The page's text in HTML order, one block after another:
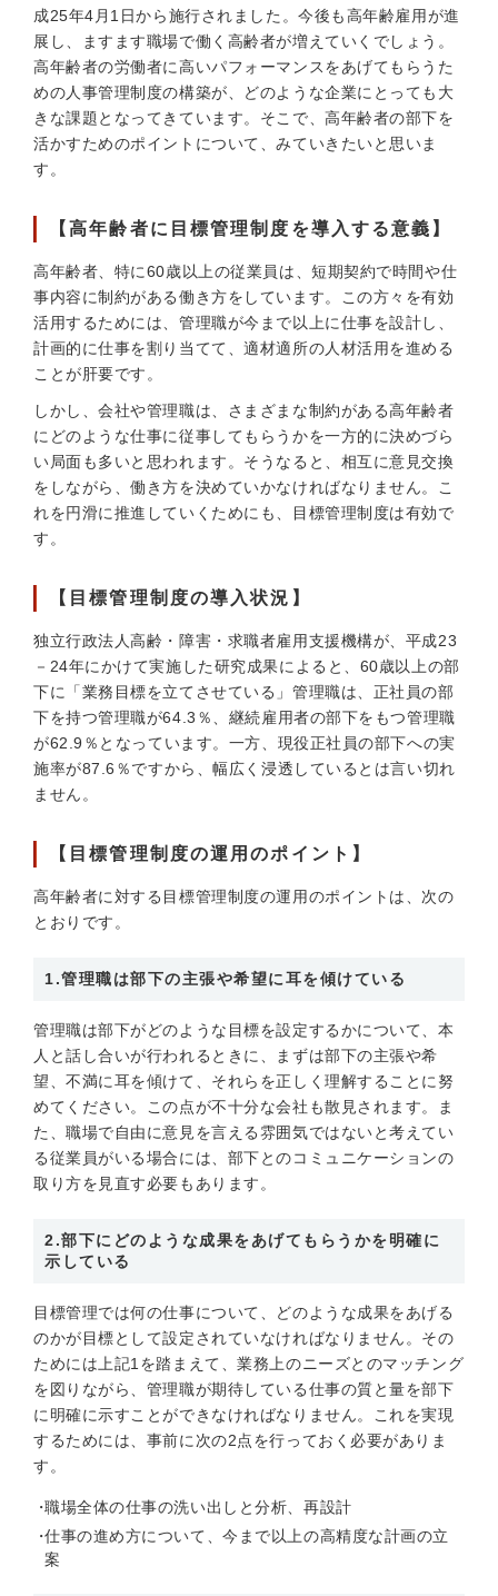
成25年4月1日から施行されました。今後も高年齢雇用が進
展し、ますます職場で働く高齢者が増えていくでしょう。
高年齢者の労働者に高いパフォーマンスをあげてもらうた
めの人事管理制度の構築が、どのような企業にとっても大
きな課題となってきています。そこで、高年齢者の部下を
活かすためのポイントについて、みていきたいと思いま
す。
【高年齢者に目標管理制度を導入する意義】
高年齢者、特に60歳以上の従業員は、短期契約で時間や仕
事内容に制約がある働き方をしています。この方々を有効
活用するためには、管理職が今まで以上に仕事を設計し、
計画的に仕事を割り当てて、適材適所の人材活用を進める
ことが肝要です。
しかし、会社や管理職は、さまざまな制約がある高年齢者
にどのような仕事に従事してもらうかを一方的に決めづら
い局面も多いと思われます。そうなると、相互に意見交換
をしながら、働き方を決めていかなければなりません。こ
れを円滑に推進していくためにも、目標管理制度は有効で
す。
【目標管理制度の導入状況】
独立行政法人高齢・障害・求職者雇用支援機構が、平成23
－24年にかけて実施した研究成果によると、60歳以上の部
下に「業務目標を立てさせている」管理職は、正社員の部
下を持つ管理職が64.3％、継続雇用者の部下をもつ管理職
が62.9％となっています。一方、現役正社員の部下への実
施率が87.6％ですから、幅広く浸透しているとは言い切れ
ません。
【目標管理制度の運用のポイント】
高年齢者に対する目標管理制度の運用のポイントは、次の
とおりです。
1.管理職は部下の主張や希望に耳を傾けている
管理職は部下がどのような目標を設定するかについて、本
人と話し合いが行われるときに、まずは部下の主張や希
望、不満に耳を傾けて、それらを正しく理解することに努
めてください。この点が不十分な会社も散見されます。ま
た、職場で自由に意見を言える雰囲気ではないと考えてい
る従業員がいる場合には、部下とのコミュニケーションの
取り方を見直す必要もあります。
2.部下にどのような成果をあげてもらうかを明確に
示している
目標管理では何の仕事について、どのような成果をあげる
のかが目標として設定されていなければなりません。その
ためには上記1を踏まえて、業務上のニーズとのマッチング
を図りながら、管理職が期待している仕事の質と量を部下
に明確に示すことができなければなりません。これを実現
するためには、事前に次の2点を行っておく必要がありま
す。
職場全体の仕事の洗い出しと分析、再設計
仕事の進め方について、今まで以上の高精度な計画の立
案